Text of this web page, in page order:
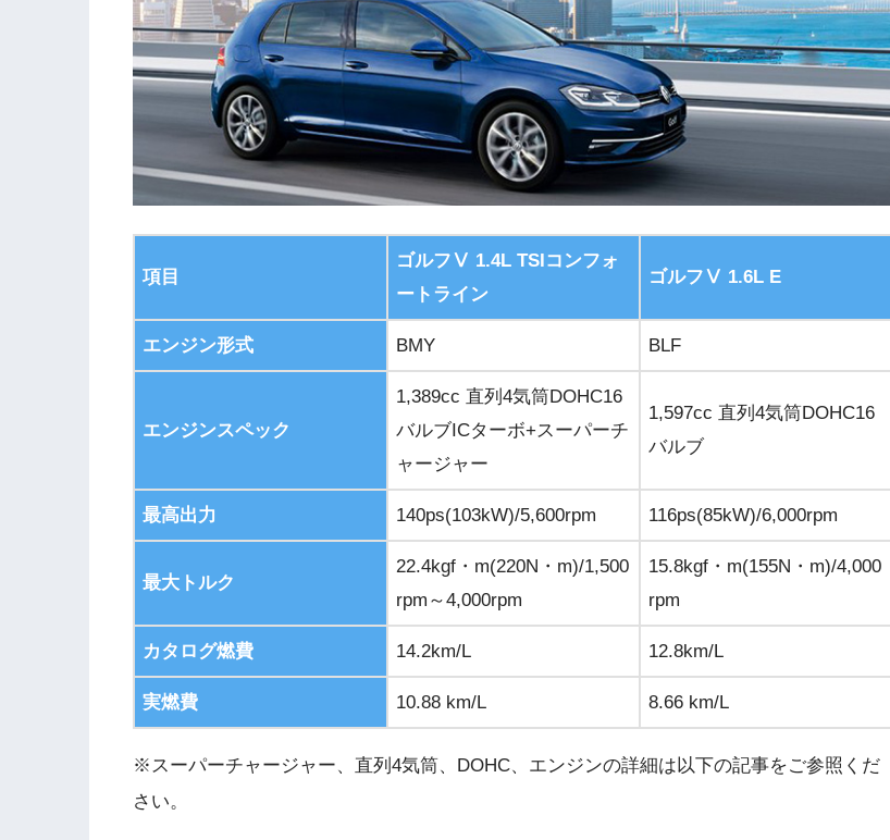
項目
ゴルフⅤ 1.4L TSIコンフォ
ートライン
ゴルフⅤ 1.6L E
エンジン形式 BMY BLF
エンジンスペック
1,389cc 直列4気筒DOHC16
バルブICターボ+スーパーチ
ャージャー
1,597cc 直列4気筒DOHC16
バルブ
最高出力 140ps(103kW)/5,600rpm 116ps(85kW)/6,000rpm
最大トルク
22.4kgf・m(220N・m)/1,500
rpm～4,000rpm
15.8kgf・m(155N・m)/4,000
rpm
カタログ燃費 14.2km/L 12.8km/L
実燃費 10.88 km/L 8.66 km/L
※スーパーチャージャー、直列4気筒、DOHC、エンジンの詳細は以下の記事をご参照くだ
さい。